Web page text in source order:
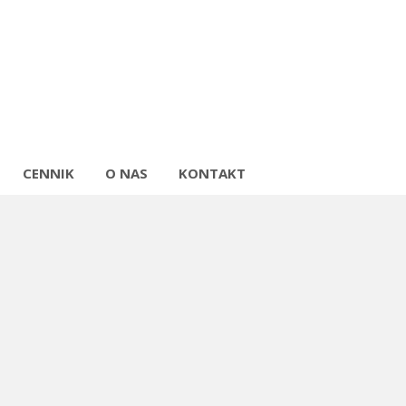
CENNIK O NAS KONTAKT